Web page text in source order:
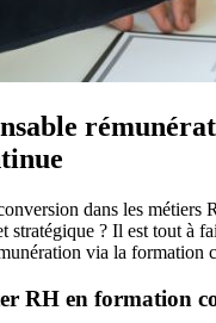
dans les métiers
stratégique ? Il est tout à
via la formation
RH en formation